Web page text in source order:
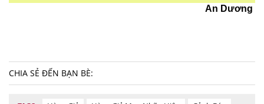
An Dương
CHIA SẺ ĐẾN BẠN BÈ: